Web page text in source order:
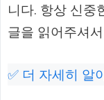
니다. 항상 신중
글을 읽어주셔
✅ 더 자세히 알